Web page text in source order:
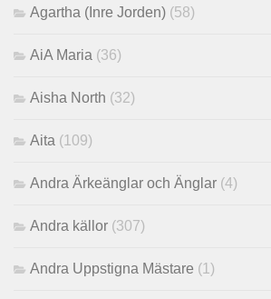
Agartha (Inre Jorden) (58)
AiA Maria (36)
Aisha North (32)
Aita (109)
Andra Ärkeänglar och Änglar (4)
Andra källor (307)
Andra Uppstigna Mästare (1)